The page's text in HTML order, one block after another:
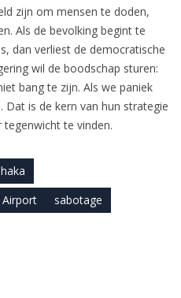
zijn om mensen te doden,
Als de bevolking begint te
dan verliest de democratische
wil de boodschap sturen:
bang te zijn. Als we paniek
is de kern van hun strategie
te vinden.
Airport
sabotage